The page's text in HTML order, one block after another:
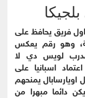
اول فريق يحافظ على
وهو رقم يعكس
لويس دي لا
اسبانيا على
يمنحهم
دائما مبهرا من